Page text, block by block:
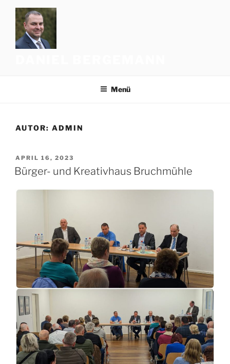
Zum
Inhalt
springen
Menü
AUTOR: ADMIN
VERÖFFENTLICHT
AM
APRIL 16, 2023
Bürger- und Kreativhaus Bruchmühle